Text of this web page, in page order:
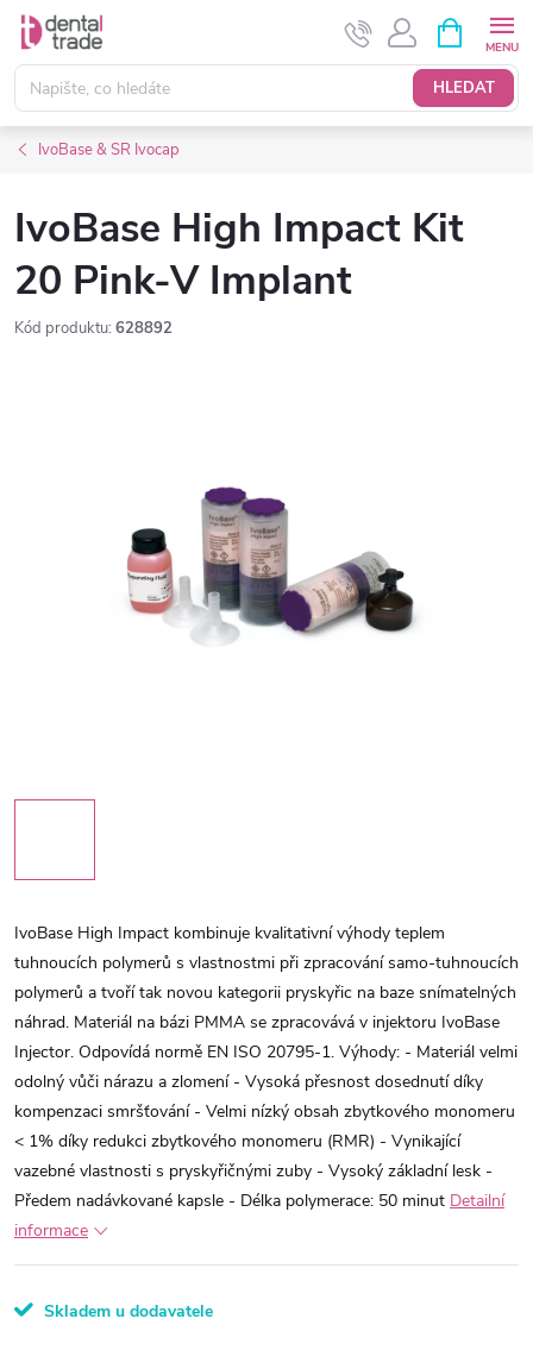
Přejít
obsah
HLEDAT
NÁKUPNÍ
KOŠÍK
IvoBase & SR Ivocap
IvoBase High Impact Kit
20 Pink-V Implant
Kód produktu: 628892
IvoBase High Impact kombinuje kvalitativní výhody teplem
tuhnoucích polymerů s vlastnostmi při zpracování samo-tuhnoucích
polymerů a tvoří tak novou kategorii pryskyřic na baze snímatelných
náhrad. Materiál na bázi PMMA se zpracovává v injektoru IvoBase
Injector. Odpovídá normě EN ISO 20795-1. Výhody: - Materiál velmi
odolný vůči nárazu a zlomení - Vysoká přesnost dosednutí díky
kompenzaci smršťování - Velmi nízký obsah zbytkového monomeru
< 1% díky redukci zbytkového monomeru (RMR) - Vynikající
vazebné vlastnosti s pryskyřičnými zuby - Vysoký základní lesk -
Předem nadávkované kapsle - Délka polymerace: 50 minut Detailní
informace
Skladem u dodavatele